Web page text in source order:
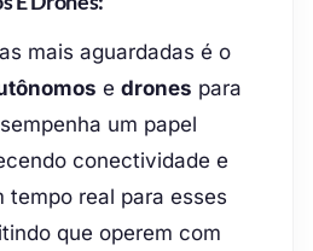
mais aguardadas é o
e drones para
um papel
conectividade e
tempo real para esses
que operem com